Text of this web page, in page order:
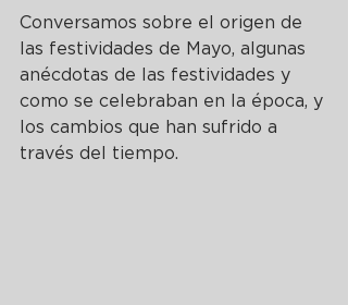
Conversamos sobre el origen de
las festividades de Mayo, algunas
anécdotas de las festividades y
como se celebraban en la época, y
los cambios que han sufrido a
través del tiempo.